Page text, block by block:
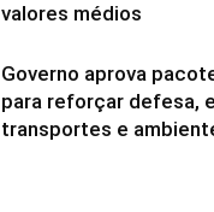
valores médios
Governo aprova
para reforçar defesa,
transportes e